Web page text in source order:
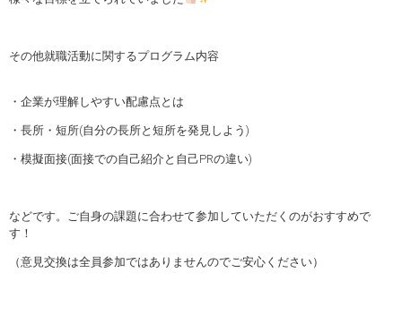
その他就職活動に関するプログラム内容
・企業が理解しやすい配慮点とは
・長所・短所(自分の長所と短所を発見しよう)
・模擬面接(面接での自己紹介と自己PRの違い)
などです。ご自身の課題に合わせて参加していただくのがおすすめで
す！
（意見交換は全員参加ではありませんのでご安心ください）